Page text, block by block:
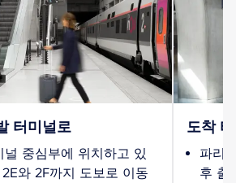
터미널로
널 중심부에 위치하고 있
와 2F까지 도보로 이동
도착
파리
후 출